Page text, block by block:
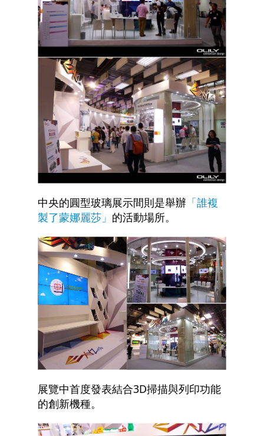
中央的圓型玻璃展示間則是舉辦 「誰複
製了蒙娜麗莎」 的活動場所。
展覽中首度發表結合3D掃描與列印功能
的創新機種。